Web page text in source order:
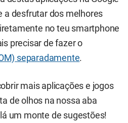
a desfrutar dos melhores
no teu smartphone
precisar de fazer o
separadamente.
mais aplicações e jogos
de olhos na nossa aba
um monte de sugestões!